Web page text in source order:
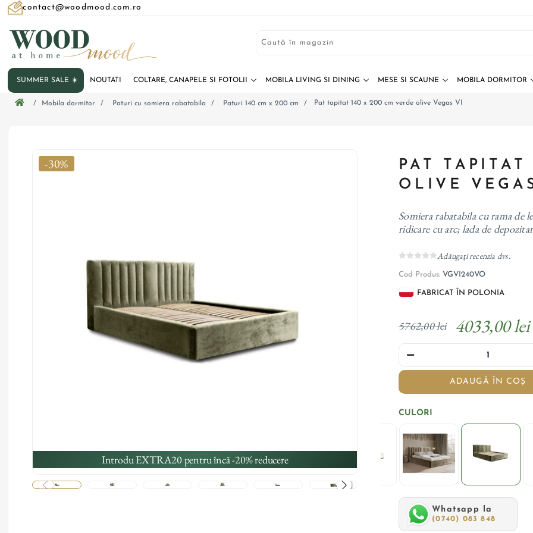
contact@woodmood.com.ro
SUMMER SALE ☀️ NOUTATI COLTARE, CANAPELE SI FOTOLII MOBILA LIVING SI DINING MESE SI SCAUNE MOBILA DORMITOR
/ Mobila dormitor / Paturi cu somiera rabatabila / Paturi 140 cm x 200 cm / Pat tapitat 140 x 200 cm verde olive Vegas VI
-30%
Introdu EXTRA20 pentru încă -20% reducere
PAT
OLIVE
Somiera rabatabila cu rama de
ridicare cu arc; lada de
Adăugați recenzia dvs.
Cod Produs: VGVI240VO
FABRICAT ÎN POLONIA
5762,00 lei 4033,00 lei
ADAUGĂ ÎN COȘ
CULORI
Whatsapp la
(0740) 083 848